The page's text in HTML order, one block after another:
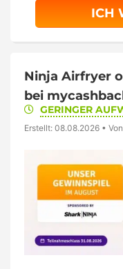
ICH
Ninja Airfryer
bei
GERINGER
Erstellt: 08.08.2026 •